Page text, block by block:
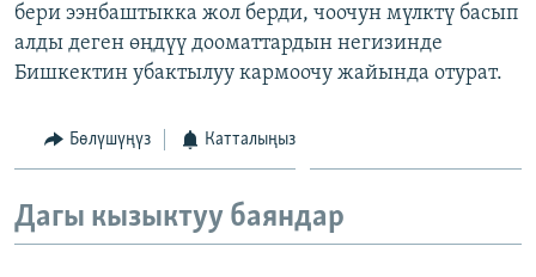
бери ээнбаштыкка жол берди, чоочун мүлктү басып
алды деген өңдүү дооматтардын негизинде
Бишкектин убактылуу кармоочу жайында отурат.
Бөлүшүңүз Катталыңыз
Дагы кызыктуу баяндар